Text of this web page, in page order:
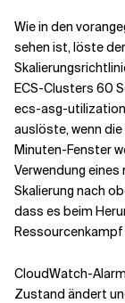
Wie in den
sehen ist, löste
ECS-Clusters 60
ecs-asg-
auslöste, wenn
Minuten-Fenster
Verwendung
Skalierung nach
dass es beim
CloudWatch-
Zustand ändert